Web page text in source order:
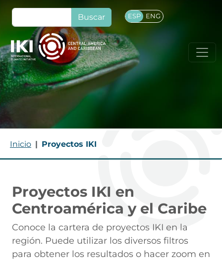
Pasar al contenido principal
Buscar ESP ENG
Ruta de navegación
Inicio Proyectos IKI
Proyectos IKI en
Centroamérica y el Caribe
Conoce la cartera de proyectos IKI en la
región. Puede utilizar los diversos filtros
para obtener los resultados o hacer zoom en